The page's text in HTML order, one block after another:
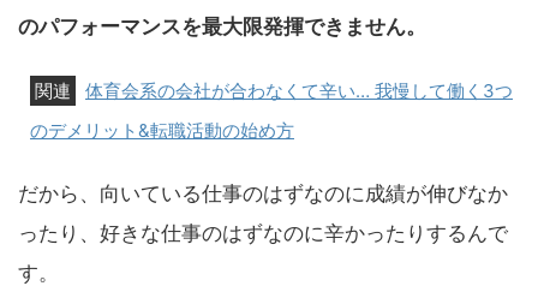
のパフォーマンスを最大限発揮できません。
体育会系の会社が合わなくて辛い… 我慢して働く3つ
のデメリット&転職活動の始め方
だから、向いている仕事のはずなのに成績が伸びなか
ったり、好きな仕事のはずなのに辛かったりするんで
す。